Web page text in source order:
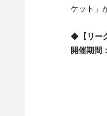
ケット」
◆【リー
開催期間